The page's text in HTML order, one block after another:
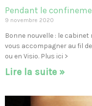
Pendant le
9 novembre 2020
Bonne nouvelle : le
vous accompagner au fil
ou en Visio. Plus ici >
Lire la suite »